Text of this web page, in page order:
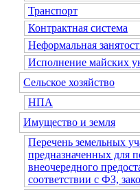
Транспорт
Контрактная система
Неформальная
Исполнение майских
Сельское хозяйство
НПА
Имущество и земля
Перечень земельных
предназначенных для
внеочередного
соответствии с ФЗ,